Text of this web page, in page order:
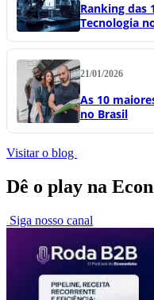
Ranking das
Tecnologia
21/01/2026
As 10
no Brasil
Visitar o blog
Dê o play na
Siga nosso canal